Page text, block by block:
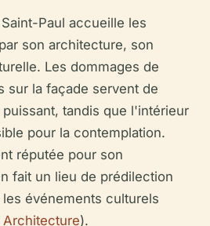
Paul accueille les
son architecture, son
Les dommages de
sur la façade servent de
tandis que l'intérieur
pour la contemplation.
réputée pour son
fait un lieu de prédilection
événements culturels
Architecture).